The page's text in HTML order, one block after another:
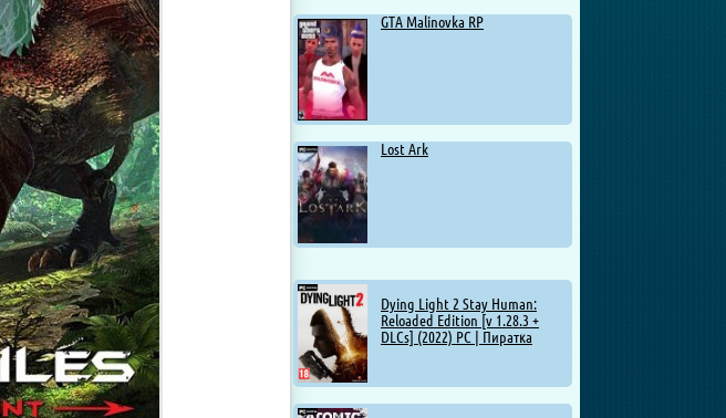
GTA Malinovka RP
Lost Ark
Dying Light 2 Stay Human:
Reloaded Edition [v 1.28.3 +
DLCs] (2022) PC | Пиратка